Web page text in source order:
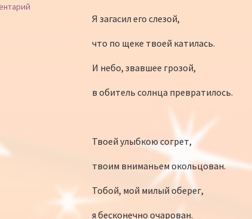
Я загасил его слезой,
что по щеке твоей катилась.
И небо, звавшее грозой,
в обитель солнца превратилось.
Твоей улыбкою согрет,
твоим вниманьем окольцован.
Тобой, мой милый оберег,
я бесконечно очарован.